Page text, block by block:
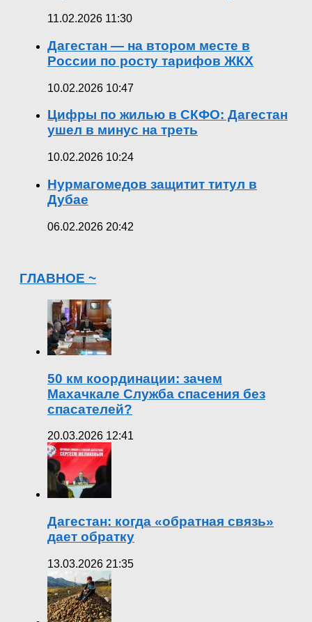
11.02.2026 11:30
Дагестан — на втором месте в
России по росту тарифов ЖКХ
10.02.2026 10:47
Цифры по жилью в СКФО: Дагестан
ушел в минус на треть
10.02.2026 10:24
Нурмагомедов защитит титул в
Дубае
06.02.2026 20:42
ГЛАВНОЕ ~
50 км координации: зачем
Махачкале Служба спасения без
спасателей?
20.03.2026 12:41
Дагестан: когда «обратная связь»
дает обратку
13.03.2026 21:35